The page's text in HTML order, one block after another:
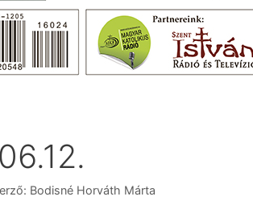
Bodisné Horváth Márta